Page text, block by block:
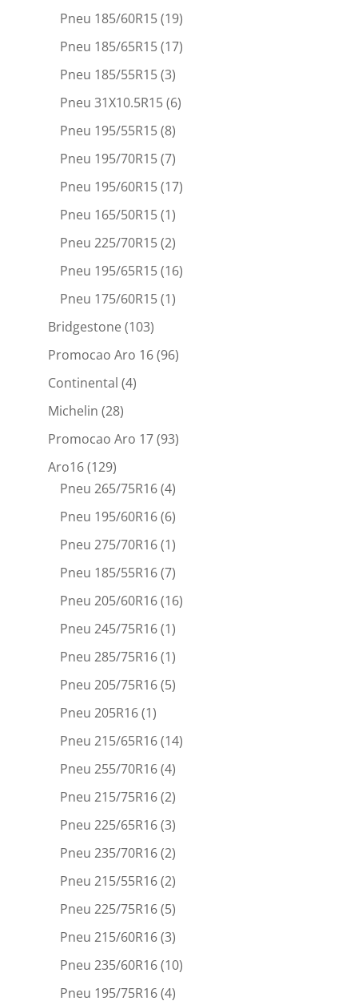
Pneu 185/60R15(19)
Pneu 185/65R15(17)
Pneu 185/55R15(3)
Pneu 31X10.5R15(6)
Pneu 195/55R15(8)
Pneu 195/70R15(7)
Pneu 195/60R15(17)
Pneu 165/50R15(1)
Pneu 225/70R15(2)
Pneu 195/65R15(16)
Pneu 175/60R15(1)
Bridgestone(103)
Promocao Aro 16(96)
Continental (4)
Michelin (28)
Promocao Aro 17(93)
Aro16(129)
Pneu 265/75R16(4)
Pneu 195/60R16(6)
Pneu 275/70R16(1)
Pneu 185/55R16(7)
Pneu 205/60R16(16)
Pneu 245/75R16(1)
Pneu 285/75R16(1)
Pneu 205/75R16(5)
Pneu 205R16(1)
Pneu 215/65R16(14)
Pneu 255/70R16(4)
Pneu 215/75R16(2)
Pneu 225/65R16(3)
Pneu 235/70R16(2)
Pneu 215/55R16(2)
Pneu 225/75R16(5)
Pneu 215/60R16(3)
Pneu 235/60R16(10)
Pneu 195/75R16(4)